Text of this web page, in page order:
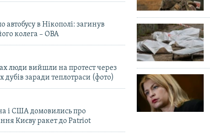
автобусу в Нікополі: загинув
колега – ОВА
люди вийшли на протест через
дубів заради теплотраси (фото)
і США домовились про
Києву ракет до Patriot